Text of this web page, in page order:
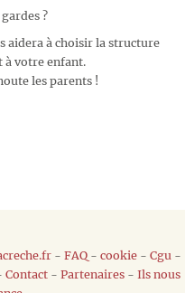
?
aidera à choisir la structure
à votre enfant.
les parents !
- FAQ- cookie- Cgu -
Contact- Partenaires- Ils nous